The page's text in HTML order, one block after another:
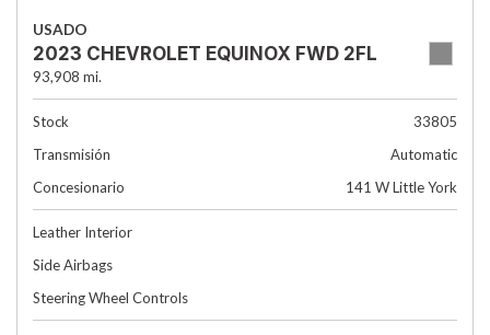
USADO
2023 CHEVROLET EQUINOX FWD 2FL
93,908 mi.
Stock
33805
Transmisión
Automatic
Concesionario
141 W Little York
Leather Interior
Side Airbags
Steering Wheel Controls